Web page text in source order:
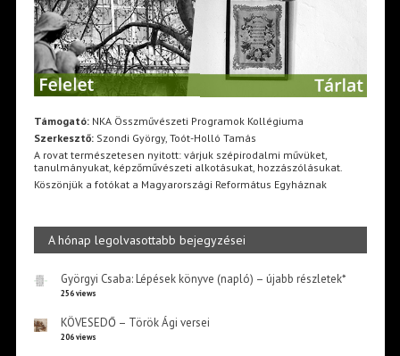
Támogató:NKA Összművészeti Programok Kollégiuma
Szerkesztő:Szondi György, Toót-Holló Tamás
A rovat természetesen nyitott: várjuk szépirodalmi művüket,
tanulmányukat, képzőművészeti alkotásukat, hozzászólásukat.
Köszönjük a fotókat a Magyarországi Református Egyháznak
A hónap legolvasottabb bejegyzései
Györgyi Csaba: Lépések könyve (napló) – újabb részletek*
256 views
KÖVESEDŐ – Török Ági versei
206 views